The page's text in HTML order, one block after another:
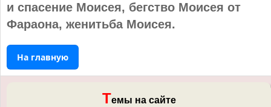
и спасение Моисея, бегство Моисея от
Фараона, женитьба Моисея.
На главную
Темы на сайте